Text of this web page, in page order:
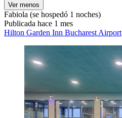
Ver menos
Fabiola (se hospedó 1 noches)
Publicada hace 1 mes
Hilton Garden Inn Bucharest Airport